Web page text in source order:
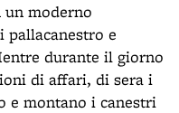
moderno
pallacanestro e
durante il giorno
di affari, di sera i
e montano i canestri